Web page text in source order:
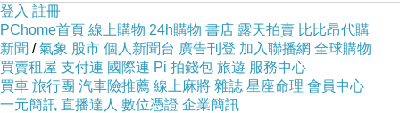
登入 註冊
PChome首頁 線上購物 24h購物 書店 露天拍賣 比比昂代購
新聞 /氣象 股市 個人新聞台 廣告刊登 加入聯播網 全球購物
買賣租屋 支付連 國際連 Pi 拍錢包 旅遊 服務中心
買車 旅行團 汽車險推薦 線上麻將 雜誌 星座命理 會員中心
一元簡訊 直播達人 數位憑證 企業簡訊